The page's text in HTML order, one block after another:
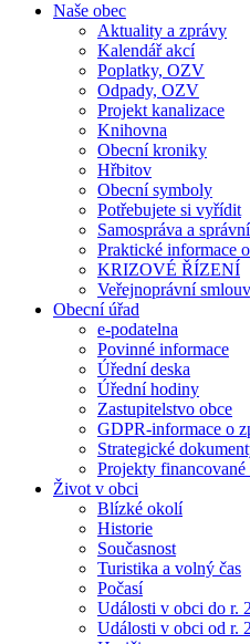
Naše obec
Aktuality a zprávy
Kalendář akcí
Poplatky, OZV
Odpady, OZV
Projekt kanalizace
Knihovna
Obecní kroniky
Hřbitov
Obecní symboly
Potřebujete si vyřídit
Samospráva a
Praktické informace
KRIZOVÉ ŘÍZENÍ
Veřejnoprávní
Obecní úřad
e-podatelna
Povinné informace
Úřední deska
Úřední hodiny
Zastupitelstvo obce
GDPR-informace o
Strategické
Projekty
Život v obci
Blízké okolí
Historie
Současnost
Turistika a volný čas
Počasí
Události v obci do r.
Události v obci od r.